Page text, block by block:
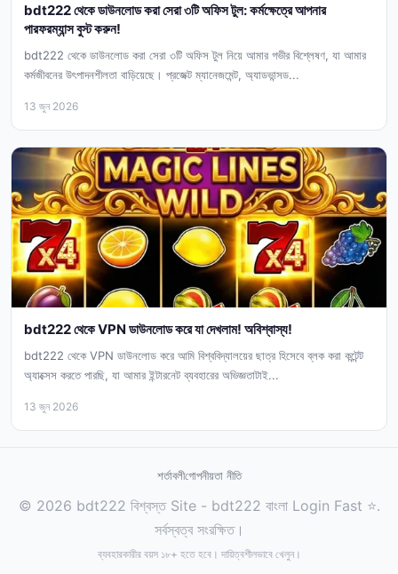
bdt222 থেকে ডাউনলোড করা সেরা ৩টি অফিস টুল: কর্মক্ষেত্রে আপনার
পারফরম্যান্স বুস্ট করুন!
bdt222 থেকে ডাউনলোড করা সেরা ৩টি অফিস টুল নিয়ে আমার গভীর বিশ্লেষণ, যা আমার
কর্মজীবনের উৎপাদনশীলতা বাড়িয়েছে। প্রজেক্ট ম্যানেজমেন্ট, অ্যাডভান্সড...
13 জুন 2026
bdt222 থেকে VPN ডাউনলোড করে যা দেখলাম! অবিশ্বাস্য!
bdt222 থেকে VPN ডাউনলোড করে আমি বিশ্ববিদ্যালয়ের ছাত্র হিসেবে ব্লক করা কন্টেন্ট
অ্যাক্সেস করতে পারছি, যা আমার ইন্টারনেট ব্যবহারের অভিজ্ঞতাটাই...
13 জুন 2026
শর্তাবলীগোপনীয়তা নীতি
© 2026 bdt222 বিশ্বস্ত Site - bdt222 বাংলা Login Fast ⭐.
সর্বস্বত্ব সংরক্ষিত।
ব্যবহারকারীর বয়স ১৮+ হতে হবে। দায়িত্বশীলভাবে খেলুন।